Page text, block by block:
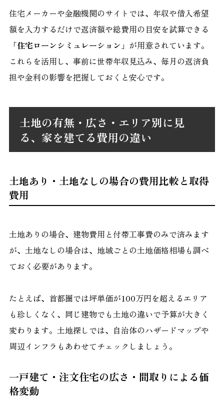
住宅メーカーや金融機関のサイトでは、年収や借入希望
額を入力するだけで返済額や総費用の目安を試算できる
「住宅ローンシミュレーション」 が用意されています。
これらを活用し、事前に世帯年収見込み、毎月の返済負
担や金利の影響を把握しておくと安心です。
土地の有無・広さ・エリア別に見
る、家を建てる費用の違い
土地あり・土地なしの場合の費用比較と取得
費用
土地ありの場合、建物費用と付帯工事費のみで済みます
が、土地なしの場合は、地域ごとの土地価格相場も調べ
ておく必要があります。
たとえば、首都圏では坪単価が100万円を超えるエリア
も珍しくなく、同じ建物でも土地の違いで予算が大きく
変わります。土地探しでは、自治体のハザードマップや
周辺インフラもあわせてチェックしましょう。
一戸建て・注文住宅の広さ・間取りによる価
格変動